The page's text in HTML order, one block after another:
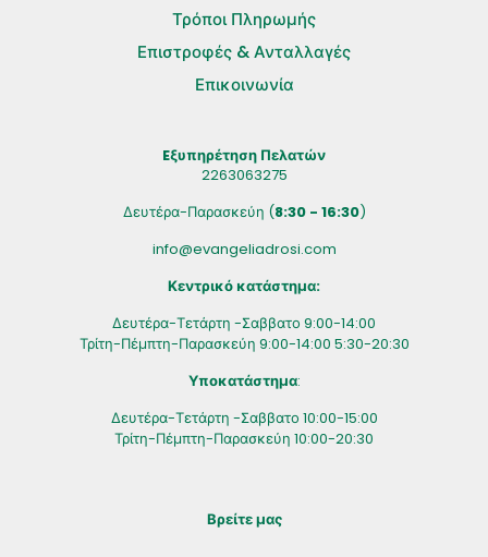
Τρόποι Πληρωμής
Επιστροφές & Ανταλλαγές
Επικοινωνία
Eξυπηρέτηση Πελατών
2263063275
Δευτέρα-Παρασκεύη (8:30 - 16:30)
info@evangeliadrosi.com
Κεντρικό κατάστημα:
Δευτέρα-Τετάρτη -Σαββατο 9:00-14:00
Τρίτη-Πέμπτη-Παρασκεύη 9:00-14:00 5:30-20:30
Υποκατάστημα:
Δευτέρα-Τετάρτη -Σαββατο 10:00-15:00
Τρίτη-Πέμπτη-Παρασκεύη 10:00-20:30
Βρείτε μας